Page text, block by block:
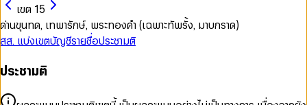
เขต 15
ด่านขุนทด, เทพารักษ์, พระทองคำ (เฉพาะทัพรั้ง, มาบกราด)
สส. แบ่งเขตบัญชีรายชื่อประชามติ
ประชามติ
0
1
2